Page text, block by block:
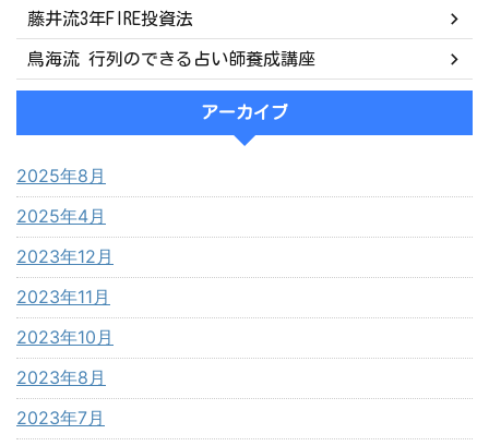
藤井流3年FIRE投資法
鳥海流 行列のできる占い師養成講座
アーカイブ
2025年8月
2025年4月
2023年12月
2023年11月
2023年10月
2023年8月
2023年7月